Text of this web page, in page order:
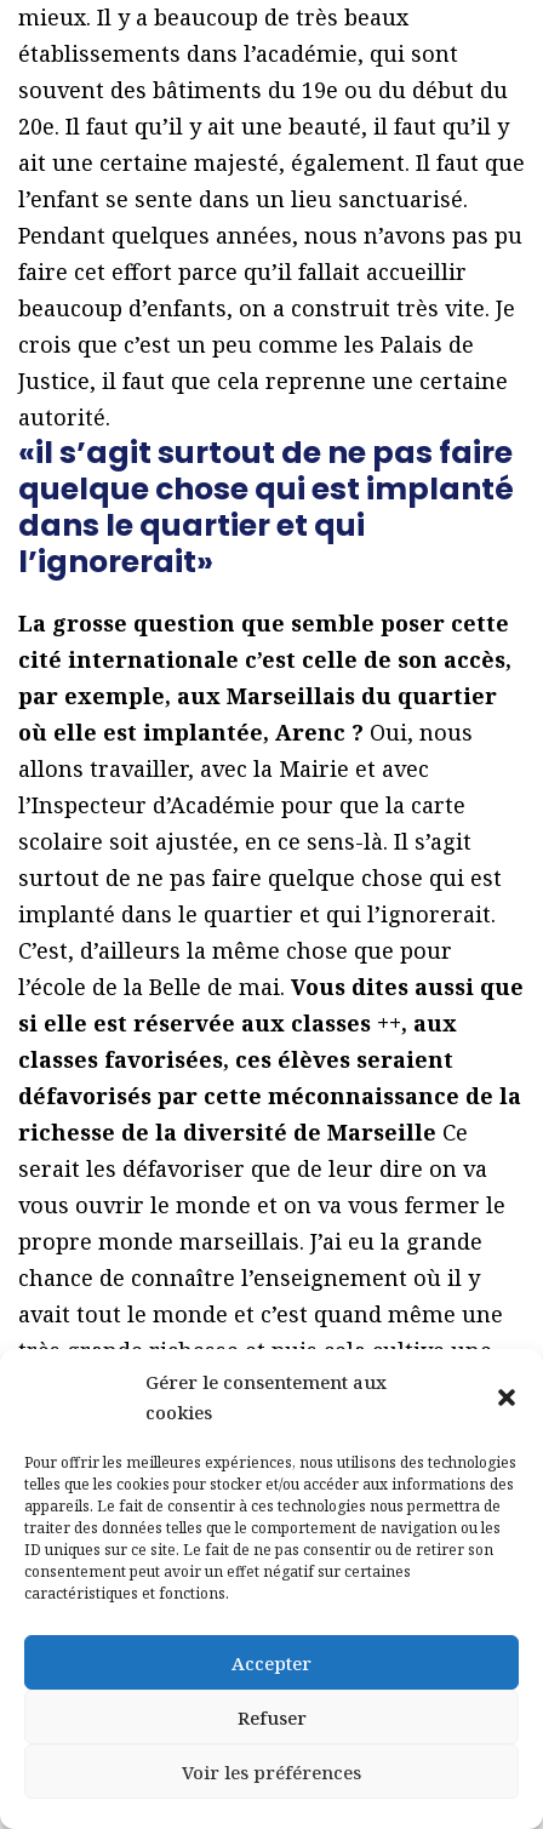
Gérer le consentement aux
cookies
Pour offrir les meilleures expériences, nous utilisons des technologies
telles que les cookies pour stocker et/ou accéder aux informations des
appareils. Le fait de consentir à ces technologies nous permettra de
traiter des données telles que le comportement de navigation ou les
ID uniques sur ce site. Le fait de ne pas consentir ou de retirer son
consentement peut avoir un effet négatif sur certaines
caractéristiques et fonctions.
Accepter
Refuser
Voir les préférences
mieux. Il y a beaucoup de très beaux
établissements dans l’académie, qui sont
souvent des bâtiments du 19e ou du début du
20e. Il faut qu’il y ait une beauté, il faut qu’il y
ait une certaine majesté, également. Il faut que
l’enfant se sente dans un lieu sanctuarisé.
Pendant quelques années, nous n’avons pas pu
faire cet effort parce qu’il fallait accueillir
beaucoup d’enfants, on a construit très vite. Je
crois que c’est un peu comme les Palais de
Justice, il faut que cela reprenne une certaine
autorité.
«il s’agit surtout de ne pas faire
quelque chose qui est implanté
dans le quartier et qui
l’ignorerait»
La grosse question que semble poser cette
cité internationale c’est celle de son accès,
par exemple, aux Marseillais du quartier
où elle est implantée, Arenc ? Oui, nous
allons travailler, avec la Mairie et avec
l’Inspecteur d’Académie pour que la carte
scolaire soit ajustée, en ce sens-là. Il s’agit
surtout de ne pas faire quelque chose qui est
implanté dans le quartier et qui l’ignorerait.
C’est, d’ailleurs la même chose que pour
l’école de la Belle de mai. Vous dites aussi que
si elle est réservée aux classes ++, aux
classes favorisées, ces élèves seraient
défavorisés par cette méconnaissance de la
richesse de la diversité de Marseille Ce
serait les défavoriser que de leur dire on va
vous ouvrir le monde et on va vous fermer le
propre monde marseillais. J’ai eu la grande
chance de connaître l’enseignement où il y
avait tout le monde et c’est quand même une
très grande richesse et puis cela cultive une
petite part de modestie, d’humilité, ce qui
n’est jamais inutile pour la suite.
voulu cette cité scolaire gratuite…Oui
gratuite. Selon les modalités habituelles de
l’enseignement public en France qui est
effectivement gratuit. Nous avons beaucoup
réfléchi et cela nous a semblé la solution la
plus normale même si, entre parenthèses, je
ferai une petite remarque: lorsque des parents
de milieux très favorisés viennent c’est un
demande rien alors que, éventuellement, ils